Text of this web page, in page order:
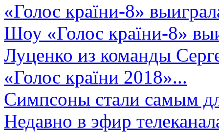
«Голос країни-8»
Шоу «Голос країни-8»
Луценко из команды
«Голос країни 2018»...
Симпсоны стали самым
Недавно в эфир